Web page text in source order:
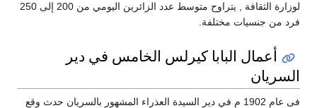
لوزارة الثقافة , يتراوح متوسط عدد الزائرين اليومي من 200 إلى 250
فرد من جنسيات مختلفة.
أعمال البابا كيرلس الخامس في دير
السريان
فى عام 1902 م في دير السيدة العذراء المشهور بالسريان حدث وقع